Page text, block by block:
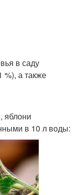
в саду
%), а также
яблони
в 10 л воды: